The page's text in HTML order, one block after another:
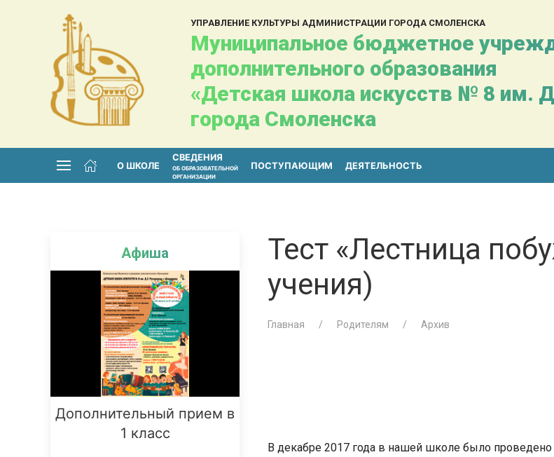
УПРАВЛЕНИЕ КУЛЬТУРЫ АДМИНИСТРАЦИИ ГОРОДА СМОЛЕНСКА
Муниципальное бюджетное
дополнительного образования
«Детская школа искусств № 8 им.
города Смоленска
О ШКОЛЕ
СВЕДЕНИЯ
ОБ ОБРАЗОВАТЕЛЬНОЙ
ОРГАНИЗАЦИИ
ПОСТУПАЮЩИМ ДЕЯТЕЛЬНОСТЬ
Афиша
Дополнительный прием в
1 класс
Тест «Лестница
учения)
Главная Родителям Архив
В декабре 2017 года в нашей школе было проведено